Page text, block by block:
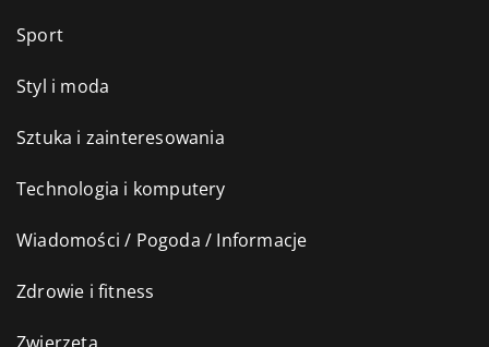
Sport
Styl i moda
Sztuka i zainteresowania
Technologia i komputery
Wiadomości / Pogoda / Informacje
Zdrowie i fitness